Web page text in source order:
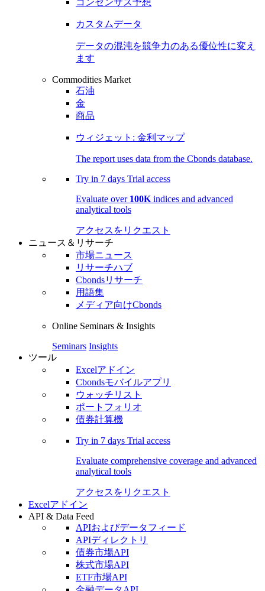
コンセンサス予想
カスタムデータ
データの混沌を競争力のある優位性に変え
ます
Commodities Market
石油
金
商品
ウィジェット: 金利マップ
The report uses data from the Cbonds database.
Try in 7 days Trial access
Evaluate over 100K indices and advanced
analytical tools
アクセスをリクエスト
ニュース＆リサーチ
市場ニュース
リサーチハブ
Cbondsリサーチ
用語集
メディア向けCbonds
Online Seminars & Insights
Seminars Insights
ツール
Excelアドイン
Cbondsモバイルアプリ
ウォッチリスト
ポートフォリオ
債券計算機
Try in 7 days Trial access
Evaluate comprehensive coverage and advanced
analytical tools
アクセスをリクエスト
Excelアドイン
API & Data Feed
APIおよびデータフィード
APIディレクトリ
債券市場API
株式市場API
ETF市場API